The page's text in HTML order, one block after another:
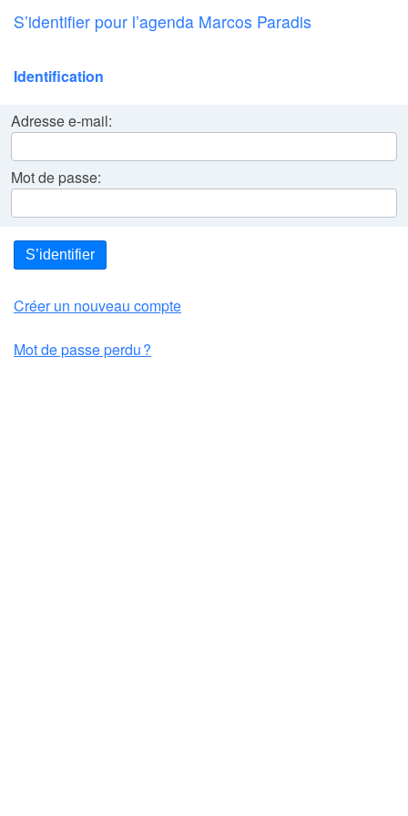
S’identifier pour l’agenda Marcos Paradis
Identification
Adresse e-mail:
Mot de passe:
S’identifier
Créer un nouveau compte
Mot de passe perdu ?